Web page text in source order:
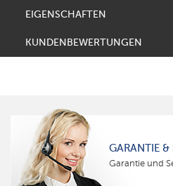
EIGENSCHAFTEN
KUNDENBEWERTUNGEN
GARANTIE &
Garantie und